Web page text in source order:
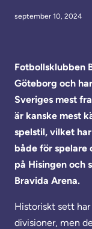
september 10, 2024
Fotbollsklubben
Göteborg och
Sveriges mest
är kanske mest
spelstil, vilket
både för spelare
på Hisingen och
Bravida Arena.
Historiskt sett
divisioner, men